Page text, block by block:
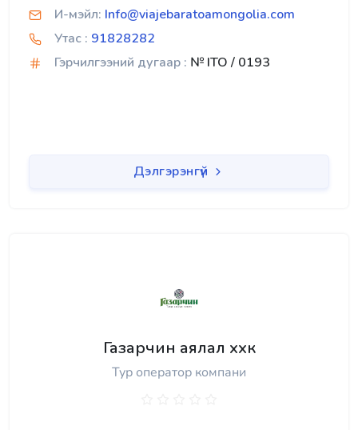
И-мэйл: Info@viajebaratoamongolia.com
Утас : 91828282
Гэрчилгээний дугаар : № ITO / 0193
Дэлгэрэнгүй
Газарчин аялал ххк
Тур оператор компани